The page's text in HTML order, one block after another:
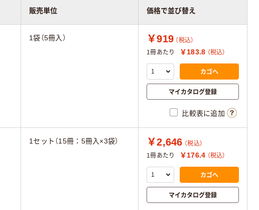
販売単位 価格で並び替え
1袋（5冊入） ￥919 （税込）
1冊あたり
￥183.8 （税込）
カゴへ
マイカタログ登録
比較表に追加
1セット（15冊：5冊入×3袋） ￥2,646 （税込）
1冊あたり
￥176.4 （税込）
カゴへ
マイカタログ登録